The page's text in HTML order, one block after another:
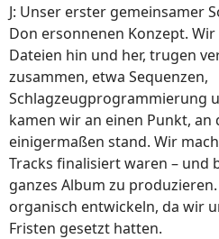
J: Unser erster gemeinsamer
Don ersonnenen Konzept.
Dateien hin und her, trugen
zusammen, etwa Sequenzen,
Schlagzeugprogrammierung
kamen wir an einen Punkt,
einigermaßen stand. Wir
Tracks finalisiert waren – und
ganzes Album zu
organisch entwickeln, da wir
Fristen gesetzt hatten.